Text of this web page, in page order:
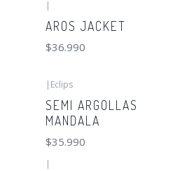
|
AROS JACKET
$36.990
| Eclips
SEMI ARGOLLAS
MANDALA
$35.990
|